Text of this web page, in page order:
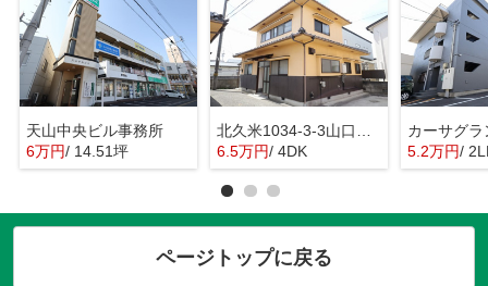
天山中央ビル事務所
6万円/ 14.51坪
6.5万円/ 4DK
カーサグラ
5.2万円/
ページトップに戻る